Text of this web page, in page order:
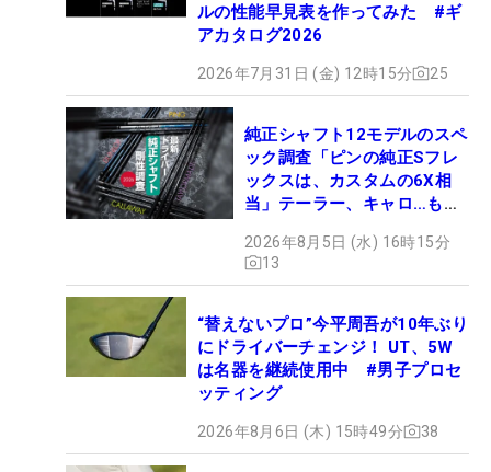
ルの性能早見表を作ってみた #ギ
アカタログ2026
2026年7月31日 (金) 12時15分 25
純正シャフト12モデルのスペ
ック調査「ピンの純正Sフレ
ックスは、カスタムの6X相
当」テーラー、キャロ…もチ
2026年8月5日 (水) 16時15分
13
“替えないプロ”今平周吾が10年ぶり
にドライバーチェンジ！ UT、5W
は名器を継続使用中 #男子プロセ
ッティング
2026年8月6日 (木) 15時49分 38